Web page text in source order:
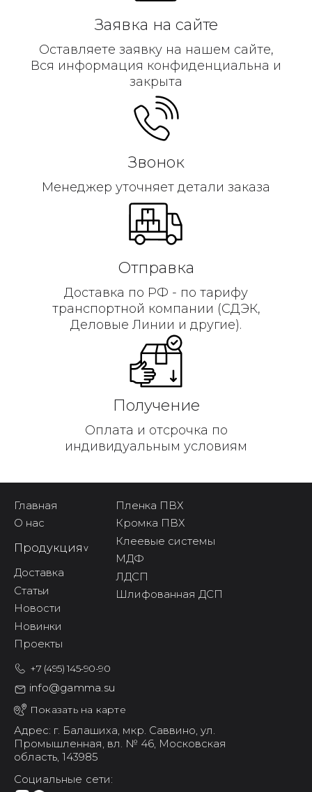
Заявка на сайте
Оставляете заявку на нашем сайте,
Вся информация конфиденциальна и
закрыта
Звонок
Менеджер уточняет детали заказа
Отправка
Доставка по РФ - по тарифу
транспортной компании (СДЭК,
Деловые Линии и другие).
Получение
Оплата и отсрочка по
индивидуальным условиям
Главная
О нас
Продукция^
Доставка
Статьи
Новости
Новинки
Проекты
Пленка ПВХ
Кромка ПВХ
Клеевые системы
МДФ
ЛДСП
Шлифованная ДСП
+7 (495) 145-90-90
info@gamma.su
Показать на карте
Адрес: г. Балашиха, мкр. Саввино, ул.
Промышленная, вл. № 46, Московская
область, 143985
Социальные сети: